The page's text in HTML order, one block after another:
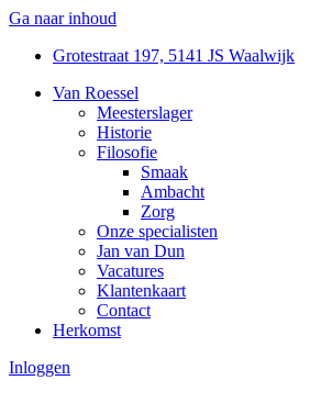
Ga naar inhoud
Grotestraat 197, 5141 JS Waalwijk
Van Roessel
Meesterslager
Historie
Filosofie
Smaak
Ambacht
Zorg
Onze specialisten
Jan van Dun
Vacatures
Klantenkaart
Contact
Herkomst
Inloggen